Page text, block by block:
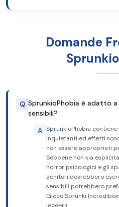
Domande
Q SprunkioPhobia è adatto
sensibili?
A SprunkioPhobia
inquietanti ed effetti
non essere appropriati
Sebbene non sia
horror psicologici e gli
genitori dovrebbero
sensibili potrebbero
Gioco Sprunki